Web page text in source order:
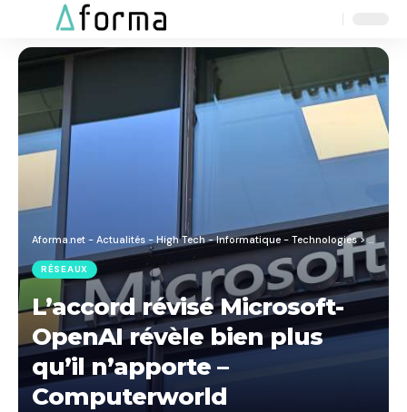
Aforma.net - Actualités - High Tech - Informatique - Technologies>Blog
RÉSEAUX
L’accord révisé Microsoft-
OpenAI révèle bien plus
qu’il n’apporte –
Computerworld